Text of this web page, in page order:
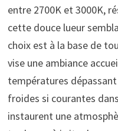
entre 2700K et 3000K,
cette douce lueur
choix est à la base de
vise une ambiance
températures
froides si courantes
instaurent une